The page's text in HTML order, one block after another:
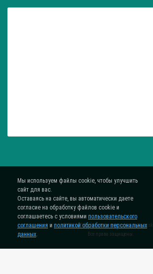
® 2015-2026. Интернет-магазинzatar-
Все права защищены.
Мы используем файлы cookie, чтобы улучшить
сайт для вас.
Оставаясь на сайте, вы автоматически даете
согласие на обработку файлов cookie и
соглашаетесь с условиями пользовательского
соглашения и политикой обработки персональных
данных.